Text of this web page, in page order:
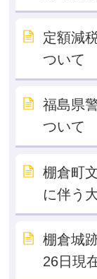
定額減
ついて
福島県
ついて
棚倉町
に伴う
棚倉城
26日現